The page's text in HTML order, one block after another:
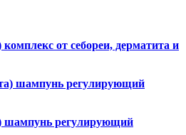
от себореи, дерматита и
шампунь регулирующий